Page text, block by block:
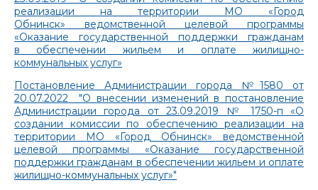
реализации на территории МО «Город
Обнинск» ведомственной целевой программы
«Оказание государственной поддержки гражданам
в обеспечении жильем и оплате жилищно-
коммунальных услуг»
Постановление Администрации города №1580 от
20.07.2022 "О внесении изменений в постановление
Администрации города от 23.09.2019 № 1750-п «О
создании комиссии по обеспечению реализации на
территории МО «Город Обнинск» ведомственной
целевой программы «Оказание государственной
поддержки гражданам в обеспечении жильем и оплате
жилищно-коммунальных услуг»"